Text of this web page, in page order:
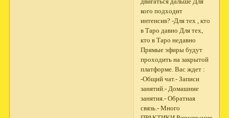
двигаться дальше Для
кого подходит
интенсив? -Для тех , кто
в Таро давно Для тех,
кто в Таро недавно
Прямые эфиры будут
проходить на закрытой
платформе. Вас ждет :
-Общий чат.- Записи
занятий.- Домашние
занятия.- Обратная
связь.- Много